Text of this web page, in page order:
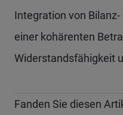
Integration von
einer kohärenten
Widerstandsfähigkeit
Fanden Sie diesen